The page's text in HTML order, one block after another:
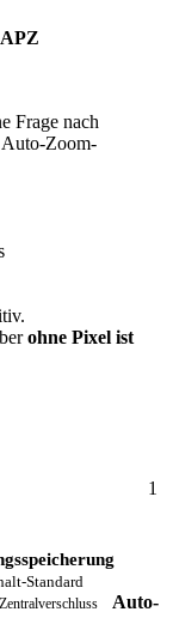
Frage nach
Zoom-
ohne Pixel ist
1
Standard
Zentralverschluss
Auto-